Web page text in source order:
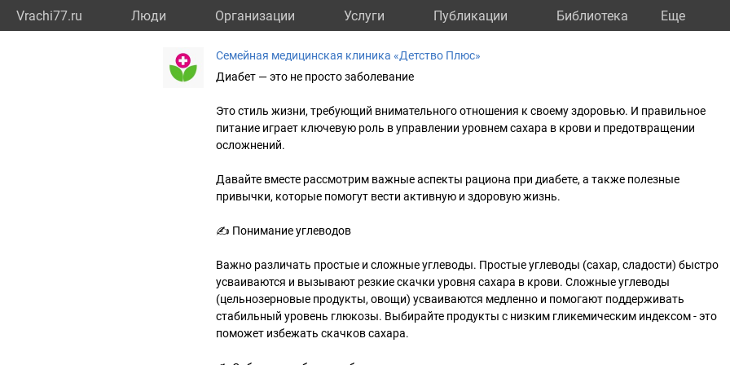
Vrachi77.ru Люди Организации Услуги Публикации Библиотека Eще
Семейная медицинская клиника «Детство Плюс»
Диабет — это не просто заболевание
Это стиль жизни, требующий внимательного отношения к своему здоровью. И правильное
питание играет ключевую роль в управлении уровнем сахара в крови и предотвращении
осложнений.
Давайте вместе рассмотрим важные аспекты рациона при диабете, а также полезные
привычки, которые помогут вести активную и здоровую жизнь.
✍ Понимание углеводов
Важно различать простые и сложные углеводы. Простые углеводы (сахар, сладости) быстро
усваиваются и вызывают резкие скачки уровня сахара в крови. Сложные углеводы
(цельнозерновые продукты, овощи) усваиваются медленно и помогают поддерживать
стабильный уровень глюкозы. Выбирайте продукты с низким гликемическим индексом - это
поможет избежать скачков сахара.